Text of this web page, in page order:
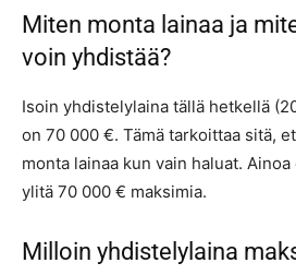
Miten monta lainaa ja
voin yhdistää?
Isoin yhdistelylaina tällä hetkellä
on 70 000 €. Tämä tarkoittaa sitä,
monta lainaa kun vain haluat.
ylitä 70 000 € maksimia.
Milloin yhdistelylaina